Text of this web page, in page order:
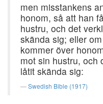
men misstankens
honom, så att han
hustru, och det
skända sig; eller
kommer över
mot sin hustru, och
låtit skända sig:
Swedish Bible (1917)